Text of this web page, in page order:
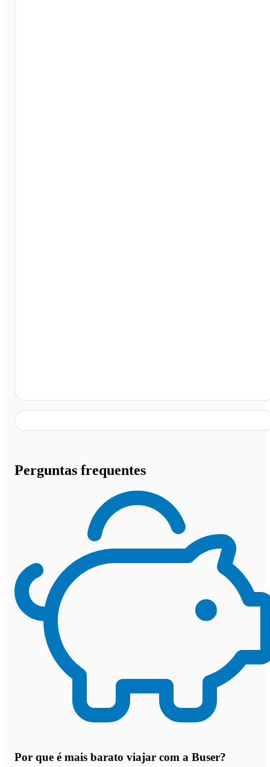
Perguntas frequentes
Por que é mais barato viajar com a Buser?